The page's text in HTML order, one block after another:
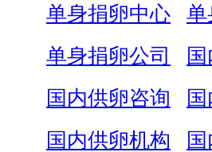
单身捐卵中心
单
单身捐卵公司
国内供卵咨询
国内供卵机构